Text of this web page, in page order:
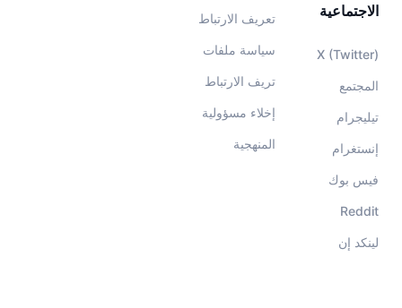
تعريف الارتباط
سياسة ملفات
تريف الارتباط
إخلاء مسؤولية
المنهجية
الاجتماعية
X (Twitter)
المجتمع
تيليجرام
إنستغرام
فيس بوك
Reddit
لينكد إن